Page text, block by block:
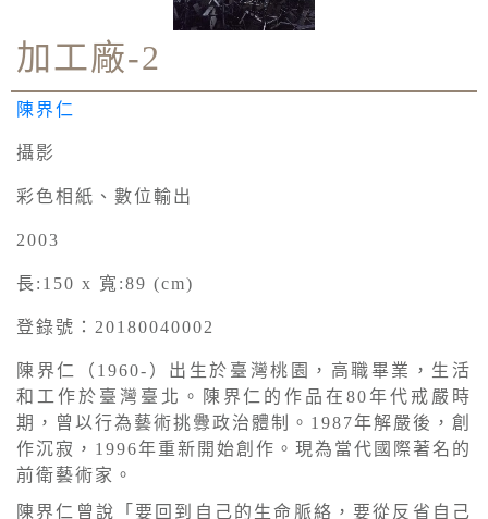
加工廠-2
陳界仁
攝影
彩色相紙、數位輸出
2003
長:150 x 寬:89 (cm)
登錄號：20180040002
陳界仁（1960-）出生於臺灣桃園，高職畢業，生活
和工作於臺灣臺北。陳界仁的作品在80年代戒嚴時
期，曾以行為藝術挑釁政治體制。1987年解嚴後，創
作沉寂，1996年重新開始創作。現為當代國際著名的
前衛藝術家。
陳界仁曾說「要回到自己的生命脈絡，要從反省自己